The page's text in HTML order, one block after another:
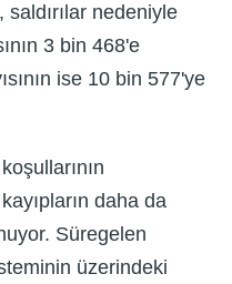
saldırılar nedeniyle
3 bin 468'e
ise 10 bin 577'ye
daha da
Süregelen
üzerindeki